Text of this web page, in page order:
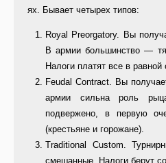
ях. Бывает четырех типов:
Royal Preorgatory. Вы
В армии боль­шинство —
Налоги платят все в равной
Feudal Contract. Вы
армии сильна роль
подвержено, в первую
(крестьяне и горожане).
Traditional Custom.
смешанные. На­логи берут